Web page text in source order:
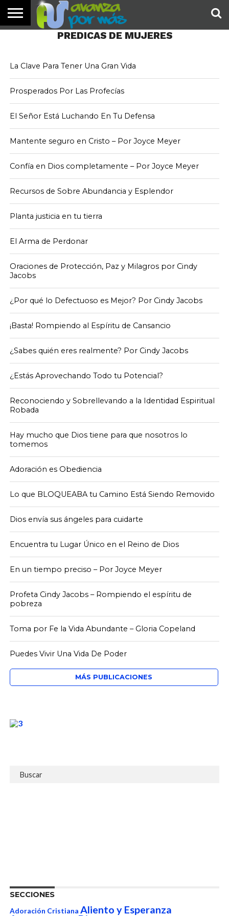
PREDICAS DE MUJERES
RECUPERANDO LA
INVERSIÓN
La Clave Para Tener Una Gran Vida
Prosperados Por Las Profecías
El Señor Está Luchando En Tu Defensa
Mantente seguro en Cristo – Por Joyce Meyer
Confía en Dios completamente – Por Joyce Meyer
Recursos de Sobre Abundancia y Esplendor
Planta justicia en tu tierra
El Arma de Perdonar
Oraciones de Protección, Paz y Milagros por Cindy
Jacobs
¿Por qué lo Defectuoso es Mejor? Por Cindy Jacobs
¡Basta! Rompiendo al Espíritu de Cansancio
¿Sabes quién eres realmente? Por Cindy Jacobs
¿Estás Aprovechando Todo tu Potencial?
Reconociendo y Sobrellevando a la Identidad Espiritual
Robada
Hay mucho que Dios tiene para que nosotros lo
tomemos
Adoración es Obediencia
Lo que BLOQUEABA tu Camino Está Siendo Removido
Dios envía sus ángeles para cuidarte
Encuentra tu Lugar Único en el Reino de Dios
En un tiempo preciso – Por Joyce Meyer
Profeta Cindy Jacobs – Rompiendo el espíritu de
pobreza
Toma por Fe la Vida Abundante – Gloria Copeland
Puedes Vivir Una Vida De Poder
MÁS PUBLICACIONES
SECCIONES
Adoración Cristiana Aliento y Esperanza